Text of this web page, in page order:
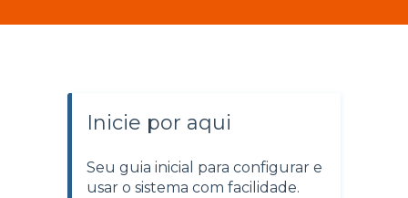
Inicie por aqui
Seu guia inicial para configurar e
usar o sistema com facilidade.